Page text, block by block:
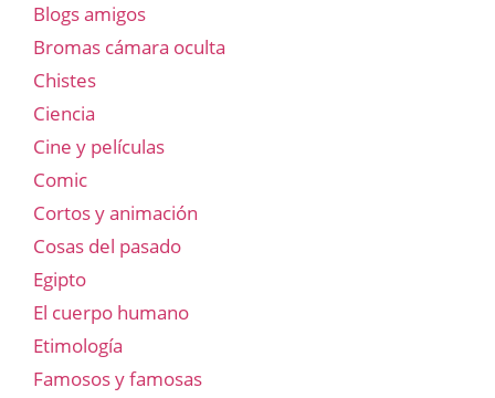
Blogs amigos
Bromas cámara oculta
Chistes
Ciencia
Cine y películas
Comic
Cortos y animación
Cosas del pasado
Egipto
El cuerpo humano
Etimología
Famosos y famosas